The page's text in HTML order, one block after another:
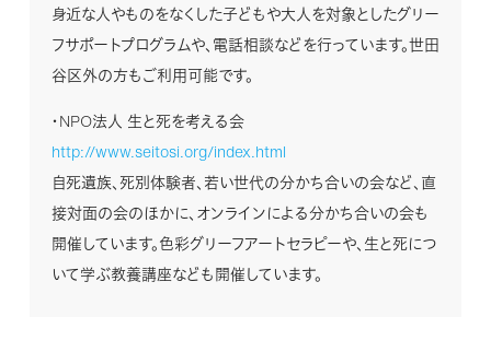
身近な人やものをなくした子どもや大人を対象としたグリー
フサポートプログラムや、電話相談などを行っています。世田
谷区外の方もご利用可能です。
・NPO法⼈ ⽣と死を考える会
http://www.seitosi.org/index.html
自死遺族、死別体験者、若い世代の分かち合いの会など、直
接対面の会のほかに、オンラインによる分かち合いの会も
開催しています。色彩グリーフアートセラピーや、生と死につ
いて学ぶ教養講座なども開催しています。